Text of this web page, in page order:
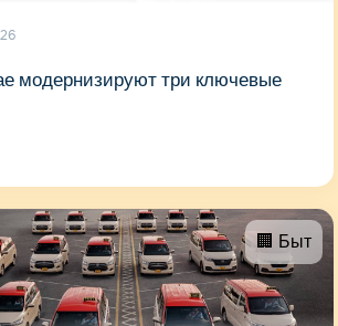
модернизируют три ключевые
🏢 Быт